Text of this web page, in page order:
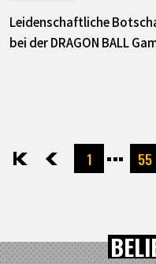
Leidenschaftliche
bei der DRAGON BALL
先頭 前へ1 55